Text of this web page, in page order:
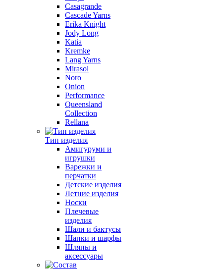
Casagrande
Cascade Yarns
Erika Knight
Jody Long
Katia
Kremke
Lang Yarns
Mirasol
Noro
Onion
Performance
Queensland
Collection
Rellana
Тип изделия
Амигуруми и
игрушки
Варежки и
перчатки
Детские изделия
Летние изделия
Носки
Плечевые
изделия
Шали и бактусы
Шапки и шарфы
Шляпы и
аксессуары